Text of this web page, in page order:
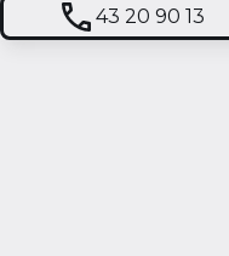
43 20 90 13